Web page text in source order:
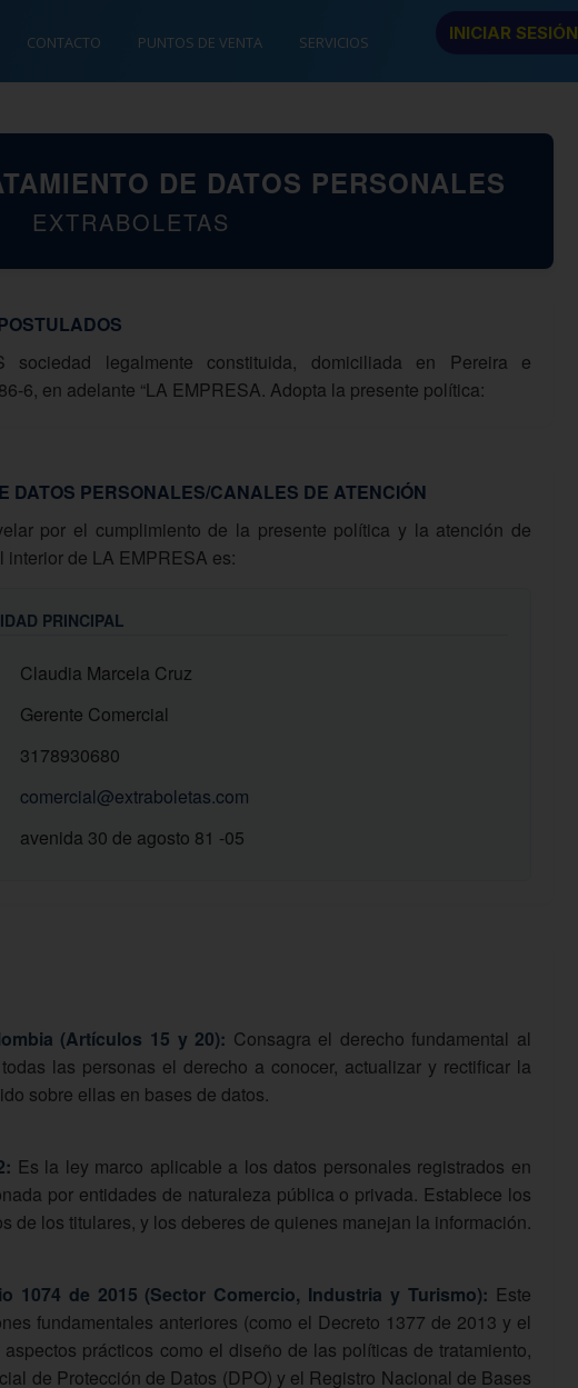
CONTACTO PUNTOS DE VENTA SERVICIOS INICIAR SESIÓN
DE DATOS PERSONALES
EXTRABOLETAS
sociedad legalmente constituida, domiciliada en Pereira e
6, en adelante “LA EMPRESA. Adopta la presente política:
DATOS PERSONALES/CANALES DE ATENCIÓN
por el cumplimiento de la presente política y la atención de
de LA EMPRESA es:
PRINCIPAL
Claudia Marcela Cruz
Gerente Comercial
3178930680
comercial@extraboletas.com
avenida 30 de agosto 81 -05
(Artículos 15 y 20): Consagra el derecho fundamental al
las personas el derecho a conocer, actualizar y rectificar la
sobre ellas en bases de datos.
Es la ley marco aplicable a los datos personales registrados en
por entidades de naturaleza pública o privada. Establece los
de los titulares, y los deberes de quienes manejan la información.
1074 de 2015 (Sector Comercio, Industria y Turismo): Este
fundamentales anteriores (como el Decreto 1377 de 2013 y el
prácticos como el diseño de las políticas de tratamiento,
de Protección de Datos (DPO) y el Registro Nacional de Bases